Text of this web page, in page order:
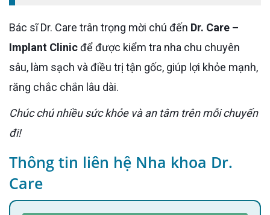
Bác sĩ Dr. Care trân trọng mời chú đến Dr. Care –
Implant Clinicđể được kiểm tra nha chu chuyên
sâu, làm sạch và điều trị tận gốc, giúp lợi khỏe mạnh,
răng chắc chắn lâu dài.
Chúc chú nhiều sức khỏe và an tâm trên mỗi chuyến
đi!
Thông tin liên hệ Nha khoa Dr.
Care